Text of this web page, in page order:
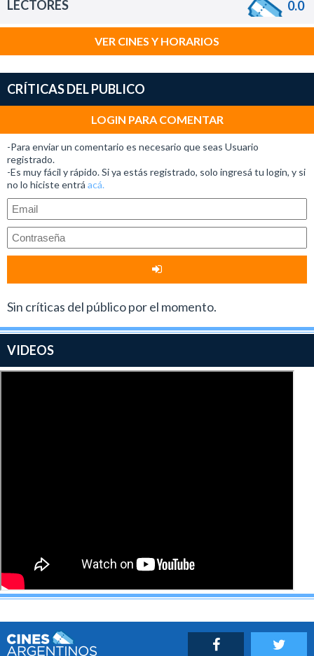
LECTORES 0.0
VER CINES Y HORARIOS
CRÍTICAS DEL PUBLICO
LOGIN PARA COMENTAR
-Para enviar un comentario es necesario que seas Usuario
registrado.
-Es muy fácil y rápido. Si ya estás registrado, solo ingresá tu login, y si
no lo hiciste entrá acá.
Sin críticas del público por el momento.
VIDEOS